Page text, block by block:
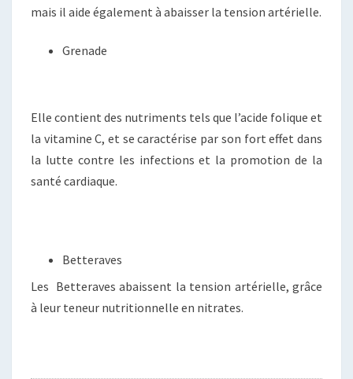
mais il aide également à abaisser la tension artérielle.
Grenade
Elle contient des nutriments tels que l’acide folique et
la vitamine C, et se caractérise par son fort effet dans
la lutte contre les infections et la promotion de la
santé cardiaque.
Betteraves
Les Betteraves abaissent la tension artérielle, grâce
à leur teneur nutritionnelle en nitrates.